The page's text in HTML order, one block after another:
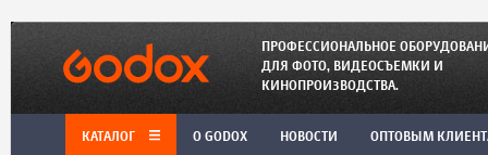
ПРОФЕССИОНАЛЬНОЕ
ДЛЯ ФОТО, ВИДЕОСЪЕМКИ И
КИНОПРОИЗВОДСТВА.
КАТАЛОГ O GODOX НОВОСТИ ОПТОВЫМ